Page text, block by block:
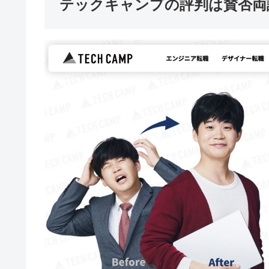
テックキャンプの評判は賛否